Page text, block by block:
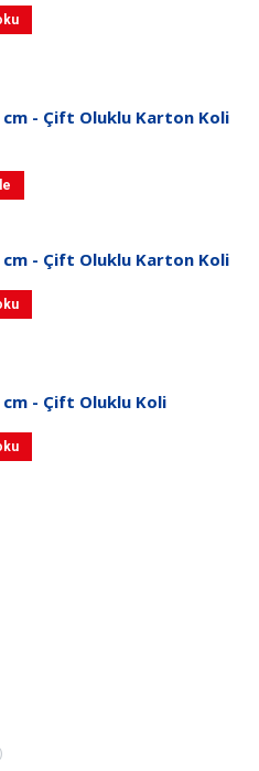
cm - Çift Oluklu Karton Koli
cm - Çift Oluklu Karton Koli
- Çift Oluklu Koli